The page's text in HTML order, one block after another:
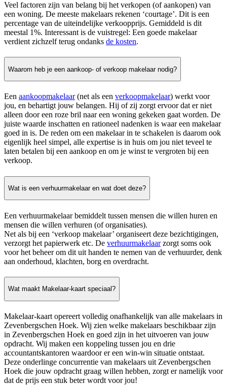
Veel factoren zijn van belang bij het verkopen (of aankopen) van
een woning. De meeste makelaars rekenen ‘courtage’. Dit is een
percentage van de uiteindelijke verkoopprijs. Gemiddeld is dit
meestal 1%. Interessant is de vuistregel: Een goede makelaar
verdient zichzelf terug ondanks de kosten.
Waarom heb je een aankoop- of verkoop makelaar nodig?
Een aankoopmakelaar(net als een verkoopmakelaar) werkt voor
jou, en behartigt jouw belangen. Hij of zij zorgt ervoor dat er niet
alleen door een roze bril naar een woning gekeken gaat worden. De
juiste waarde inschatten en rationeel nadenken is waar een makelaar
goed in is. De reden om een makelaar in te schakelen is daarom ook
eigenlijk heel simpel, alle expertise is in huis om jou niet teveel te
laten betalen bij een aankoop en om je winst te vergroten bij een
verkoop.
Wat is een verhuurmakelaar en wat doet deze?
Een verhuurmakelaar bemiddelt tussen mensen die willen huren en
mensen die willen verhuren (of organisaties).
Net als bij een ‘verkoop makelaar’ organiseert deze bezichtigingen,
verzorgt het papierwerk etc. De verhuurmakelaarzorgt soms ook
voor het beheer om dit uit handen te nemen van de verhuurder, denk
aan onderhoud, klachten, borg en overdracht.
Wat maakt Makelaar-kaart speciaal?
Makelaar-kaart opereert volledig onafhankelijk van alle makelaars in
Zevenbergschen Hoek. Wij zien welke makelaars beschikbaar zijn
in Zevenbergschen Hoek en goed zijn in het uitvoeren van jouw
opdracht. Wij maken een koppeling tussen jou en drie
accountantskantoren waardoor er een win-win situatie ontstaat.
Deze onderlinge concurrentie van makelaars uit Zevenbergschen
Hoek die jouw opdracht graag willen hebben, zorgt er namelijk voor
dat de prijs een stuk beter wordt voor jou!